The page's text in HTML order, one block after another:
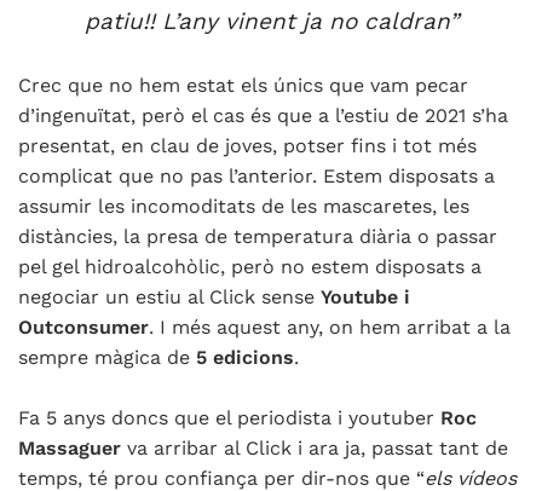
patiu!! L’any vinent ja no caldran”
Crec que no hem estat els únics que vam pecar
d’ingenuïtat, però el cas és que a l’estiu de 2021 s’ha
presentat, en clau de joves, potser fins i tot més
complicat que no pas l’anterior. Estem disposats a
assumir les incomoditats de les mascaretes, les
distàncies, la presa de temperatura diària o passar
pel gel hidroalcohòlic, però no estem disposats a
negociar un estiu al Click sense Youtube i
Outconsumer. I més aquest any, on hem arribat a la
sempre màgica de 5 edicions.
Fa 5 anys doncs que el periodista i youtuber Roc
Massaguer va arribar al Click i ara ja, passat tant de
temps, té prou confiança per dir-nos que “els vídeos